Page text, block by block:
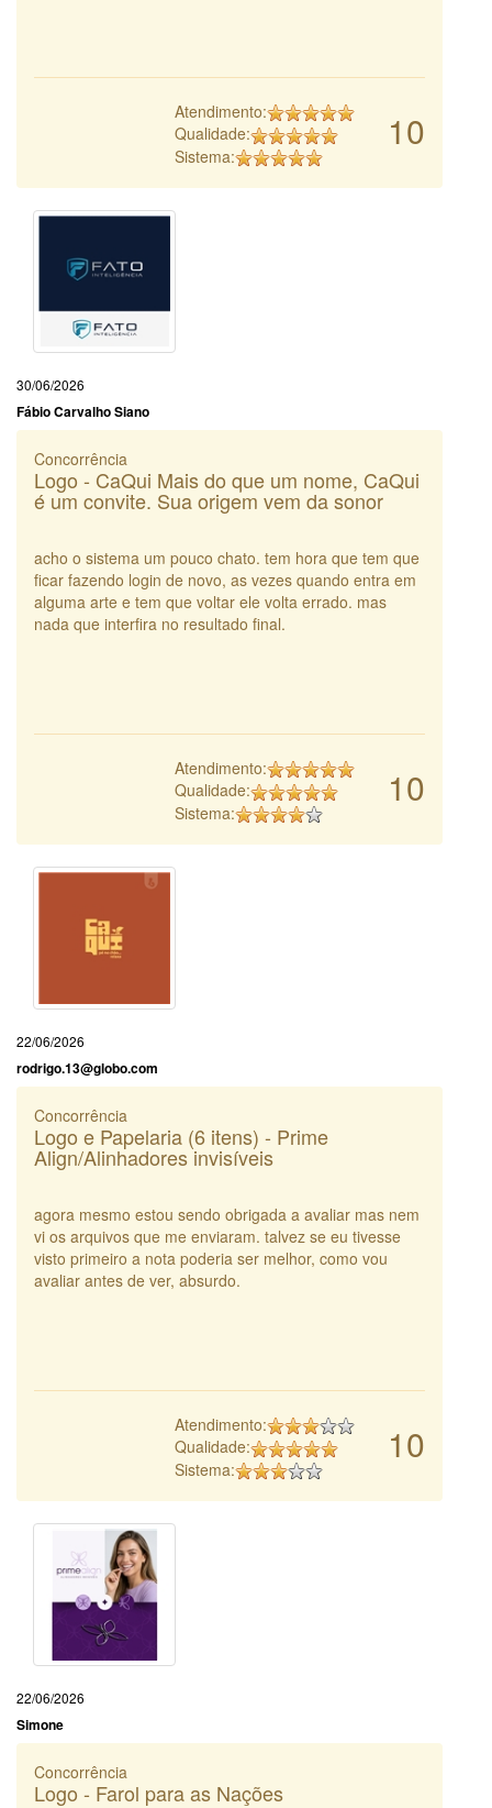
10
Atendimento:
Qualidade:
Sistema:
30/06/2026
Fábio Carvalho Siano
Concorrência
Logo - CaQui Mais do que um nome, CaQui
é um convite. Sua origem vem da sonor
acho o sistema um pouco chato. tem hora que tem que
ficar fazendo login de novo, as vezes quando entra em
alguma arte e tem que voltar ele volta errado. mas
nada que interfira no resultado final.
10
Atendimento:
Qualidade:
Sistema:
22/06/2026
rodrigo.13@globo.com
Concorrência
Logo e Papelaria (6 itens) - Prime
Align/Alinhadores invisíveis
agora mesmo estou sendo obrigada a avaliar mas nem
vi os arquivos que me enviaram. talvez se eu tivesse
visto primeiro a nota poderia ser melhor, como vou
avaliar antes de ver, absurdo.
10
Atendimento:
Qualidade:
Sistema:
22/06/2026
Simone
Concorrência
Logo - Farol para as Nações